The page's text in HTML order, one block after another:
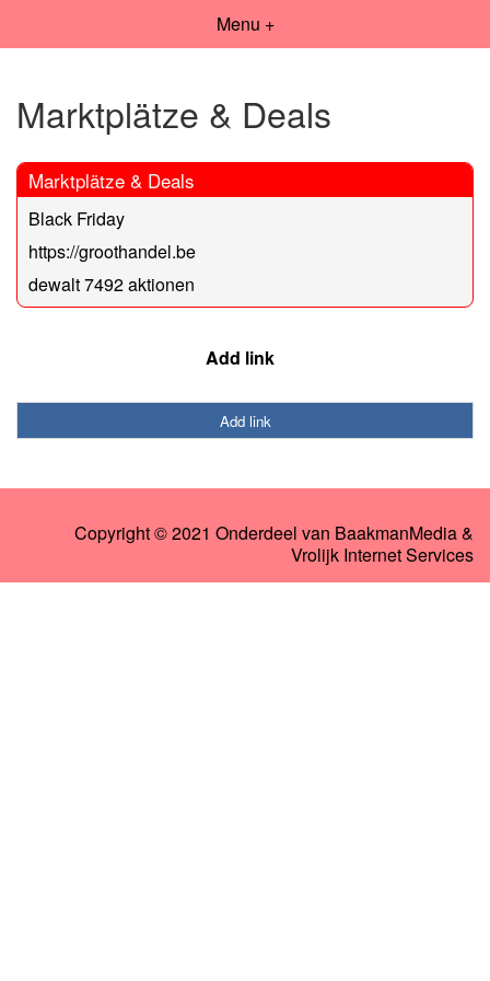
Menu +
Marktplätze & Deals
Marktplätze & Deals
Black Friday
https://groothandel.be
dewalt 7492 aktionen
Add link
Add link
Copyright © 2021 Onderdeel van BaakmanMedia&
Vrolijk Internet Services